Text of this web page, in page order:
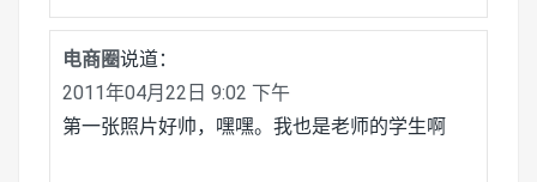
电商圈说道：
2011年04月22日 9:02 下午
第一张照片好帅，嘿嘿。我也是老师的学生啊